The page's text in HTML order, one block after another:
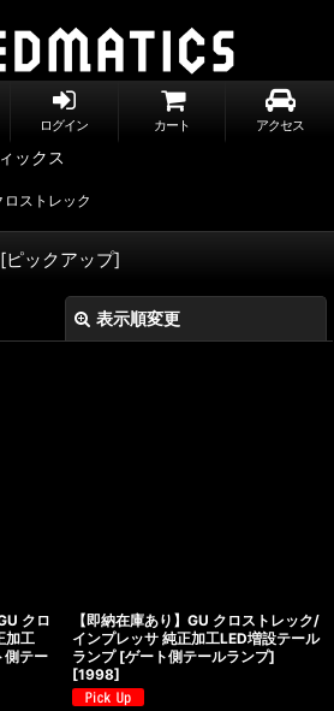
ログイン カート アクセス
ロストレック
[ピックアップ]
表示順変更
クロ
加工
側テー
【即納在庫あり】GU クロストレック/
インプレッサ 純正加工LED増設テール
ランプ [ゲート側テールランプ]
[1998]